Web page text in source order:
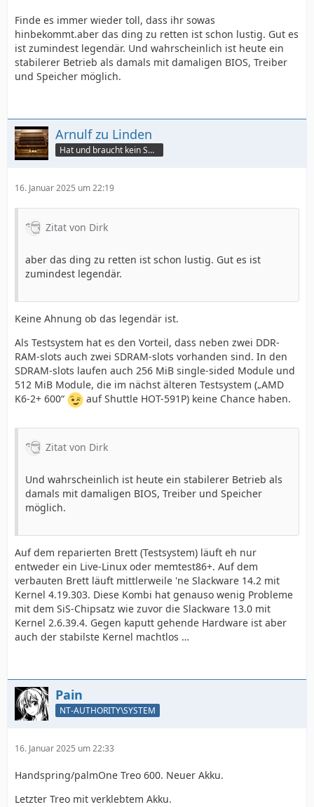
Finde es immer wieder toll, dass ihr sowas
hinbekommt.aber das ding zu retten ist schon lustig. Gut es
ist zumindest legendär. Und wahrscheinlich ist heute ein
stabilerer Betrieb als damals mit damaligen BIOS, Treiber
und Speicher möglich.
Arnulf zu Linden
Hat und braucht kein Smartphone!
16. Januar 2025 um 22:19
Zitat von Dirk
aber das ding zu retten ist schon lustig. Gut es ist
zumindest legendär.
Keine Ahnung ob das legendär ist.
Als Testsystem hat es den Vorteil, dass neben zwei DDR-
RAM-slots auch zwei SDRAM-slots vorhanden sind. In den
SDRAM-slots laufen auch 256 MiB single-sided Module und
512 MiB Module, die im nächst älteren Testsystem („AMD
K6-2+ 600“
auf Shuttle HOT-591P) keine Chance haben.
Zitat von Dirk
Und wahrscheinlich ist heute ein stabilerer Betrieb als
damals mit damaligen BIOS, Treiber und Speicher
möglich.
Auf dem reparierten Brett (Testsystem) läuft eh nur
entweder ein Live-Linux oder memtest86+. Auf dem
verbauten Brett läuft mittlerweile 'ne Slackware 14.2 mit
Kernel 4.19.303. Diese Kombi hat genauso wenig Probleme
mit dem SiS-Chipsatz wie zuvor die Slackware 13.0 mit
Kernel 2.6.39.4. Gegen kaputt gehende Hardware ist aber
auch der stabilste Kernel machtlos …
Pain
NT-AUTHORITY\SYSTEM
16. Januar 2025 um 22:33
Handspring/palmOne Treo 600. Neuer Akku.
Letzter Treo mit verklebtem Akku.